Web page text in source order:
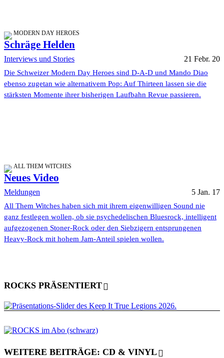
MODERN DAY HEROES
Schräge Helden
Interviews und Stories 21 Febr. 20
Die Schweizer Modern Day Heroes sind D-A-D und Mando Diao
ebenso zugetan wie alternativem Pop: Auf Thirteen lassen sie die
stärksten Momente ihrer bisherigen Laufbahn Revue passieren.
ALL THEM WITCHES
Neues Video
Meldungen 5 Jan. 17
All Them Witches haben sich mit ihrem eigenwilligen Sound nie
ganz festlegen wollen, ob sie psychedelischen Bluesrock, intelligent
aufgezogenen Stoner-Rock oder den Siebzigern entsprungenen
Heavy-Rock mit hohem Jam-Anteil spielen wollen.
ROCKS PRÄSENTIERT
WEITERE BEITRÄGE: CD & VINYL